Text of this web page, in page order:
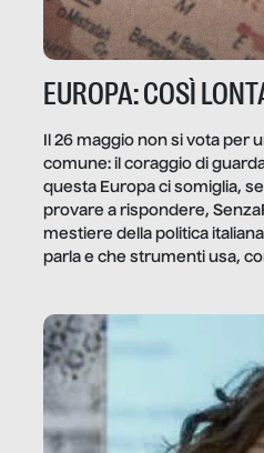
EUROPA: COSÌ
Il 26 maggio non si vota per
comune: il coraggio di
questa Europa ci somiglia,
provare a rispondere,
mestiere della politica
parla e che strumenti usa,